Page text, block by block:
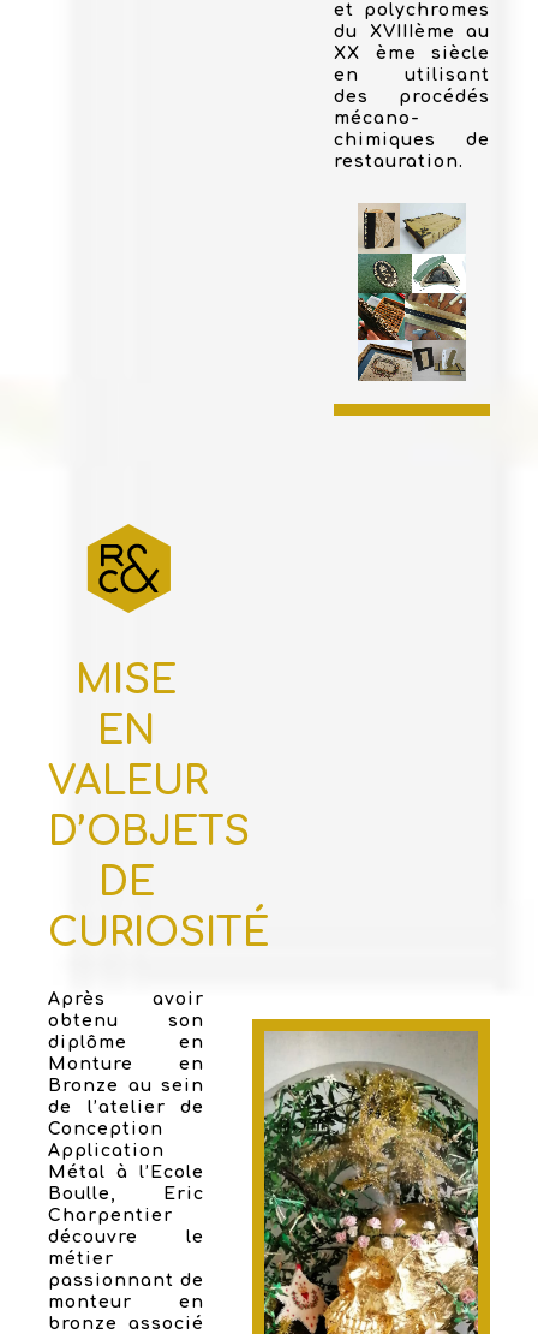
et polychromes
du XVIIIème au
XX ème siècle
en utilisant
des procédés
mécano-
chimiques de
restauration.
MISE
EN
VALEUR
D’OBJETS
DE
CURIOSITÉ
Après avoir
obtenu son
diplôme en
Monture en
Bronze au sein
de l’atelier de
Conception
Application
Métal à l’Ecole
Boulle, Eric
Charpentier
découvre le
métier
passionnant de
monteur en
bronze associé